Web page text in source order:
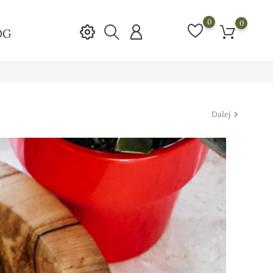
0 0
Dalej 